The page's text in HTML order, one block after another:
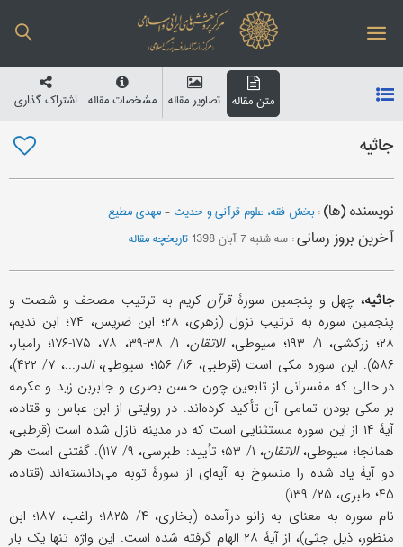
متن مقاله تصاویر مقاله مشخصات مقاله اشتراک گذاری
جاثیه
نویسنده (ها): بخش فقه، علوم قرآنی و حدیث -مهدی مطیع
آخرین بروز رسانی: سه شنبه 7 آبان 1398 تاریخچه مقاله
جاثیه، چهل و پنجمین سورۀقرآنکریم به ترتیب مصحف و شصت و
پنجمین سوره به ترتیب نزول (زهری، ۲۸؛ ابن ضریس، ۷۴؛ ابن ندیم،
۲۸؛ زرکشی، ۱/ ۱۹۳؛ سیوطی،
الاتقان
، ۱/ ۳۸-۳۹، ۷۸، ۱۷۵-۱۷۶؛ رامیار،
۵۸۶). این سوره مکی است (قرطبی، ۱۶/ ۱۵۶؛ سیوطی،
الدر
...، ۷/ ۴۲۲)،
در حالی که مفسرانی از تابعین چون حسن بصری و جابربن زید و عکرمه
بر مکی بودن تمامی آن تأکید کرده‌اند. در روایتی از ابن عباس و قتاده،
آیۀ ۱۴ از این سوره مستثنایی است که در مدینه نازل شده است (قرطبی،
همانجا؛ سیوطی،الاتقان
، ۱/ ۵۳؛ تأیید: طبرسی، ۹/ ۱۱۷). گفتنی است هر
دو آیۀ یاد شده را منسوخ به آیه‌ای از سورۀ توبه می‌دانسته‌اند (قتاده،
۴۵؛ طبری، ۲۵/ ۱۳۹).
نام سوره به معنای به زانو درآمده (بخاری، ۴/ ۱۸۲۵؛ راغب، ۱۸۷؛ ابن
منظور، ذیل جثی)، از آیۀ ۲۸ الهام گرفته شده است. این واژه تنها یک بار